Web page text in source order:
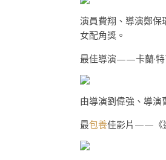
演員費翔、導演鄭保
女配角獎。
最佳導演——卡蘭·特
由導演劉偉強、導演
最包養佳影片——《